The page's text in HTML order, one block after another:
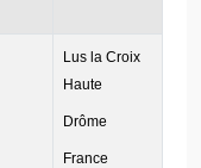
Lus la Croix
Haute
Drôme
France